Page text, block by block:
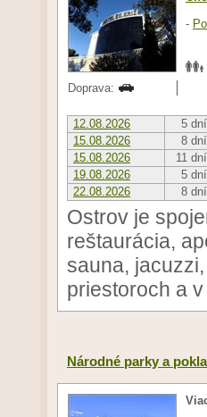
-
Doprava:
12.08.2026
5 dní
15.08.2026
8 dní
15.08.2026
11 dní
19.08.2026
5 dní
22.08.2026
8 dní
Ostrov je
reštaurácia,
sauna,
priestoroch a
Národné parky a